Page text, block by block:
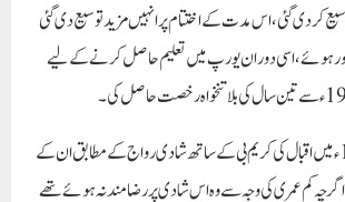
کی توسیع کر دی گئی ، اس مدت کے اختتام پر انہیں مزید توسیع دی گئی
ہوئے ، اسی دوران یورپ میں تعلیم حاصل کرنے کے لیے
1893ء میں اقبال کی کریم بی کے ساتھ شادی رواج کے مطابق ان کے
کم عمری کی وجہ سے وہ اس شادی پر رضامند نہ ہوئے تھے